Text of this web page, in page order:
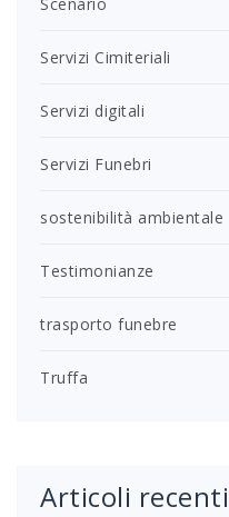
Servizi Cimiteriali
Servizi digitali
Servizi Funebri
sostenibilità ambientale
Testimonianze
trasporto funebre
Truffa
Articoli recenti